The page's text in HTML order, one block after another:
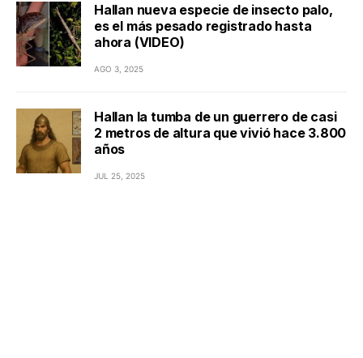
Hallan nueva especie de insecto palo,
es el más pesado registrado hasta
ahora (VIDEO)
AGO 3, 2025
Hallan la tumba de un guerrero de casi
2 metros de altura que vivió hace 3.800
años
JUL 25, 2025